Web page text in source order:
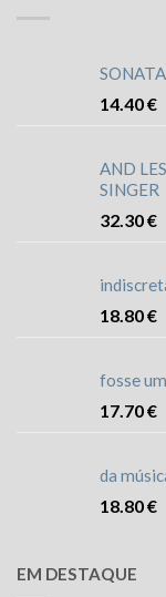
14.40€
AND
SINGER
32.30€
18.80€
fosse
17.70€
da
18.80€
EM DESTAQUE